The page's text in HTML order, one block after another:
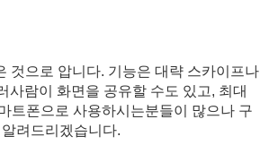
것으로 압니다. 기능은 대략 스카이프나
사람이 화면을 공유할 수도 있고, 최대
트폰으로 사용하시는분들이 많으나 구
려드리겠습니다.